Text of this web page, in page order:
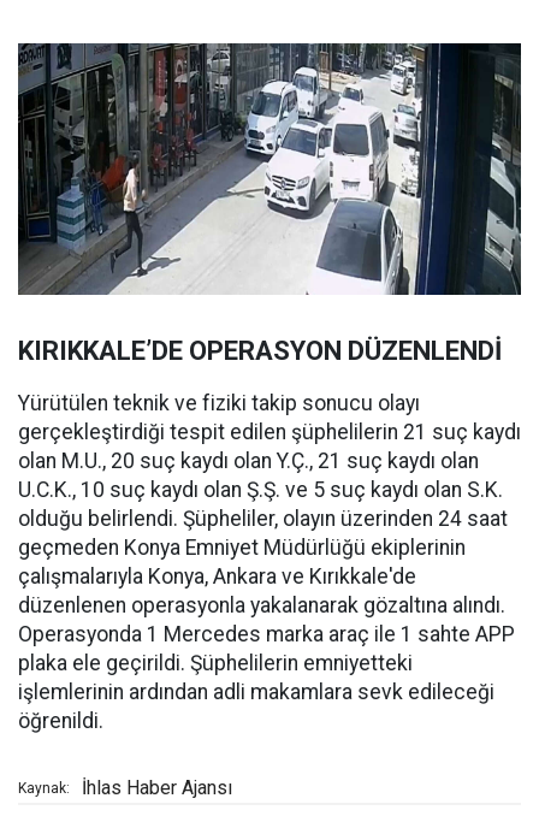
KIRIKKALE’DE OPERASYON DÜZENLENDİ
Yürütülen teknik ve fiziki takip sonucu olayı
gerçekleştirdiği tespit edilen şüphelilerin 21 suç kaydı
olan M.U., 20 suç kaydı olan Y.Ç., 21 suç kaydı olan
U.C.K., 10 suç kaydı olan Ş.Ş. ve 5 suç kaydı olan S.K.
olduğu belirlendi. Şüpheliler, olayın üzerinden 24 saat
geçmeden Konya Emniyet Müdürlüğü ekiplerinin
çalışmalarıyla Konya, Ankara ve Kırıkkale'de
düzenlenen operasyonla yakalanarak gözaltına alındı.
Operasyonda 1 Mercedes marka araç ile 1 sahte APP
plaka ele geçirildi. Şüphelilerin emniyetteki
işlemlerinin ardından adli makamlara sevk edileceği
öğrenildi.
Kaynak: İhlas Haber Ajansı